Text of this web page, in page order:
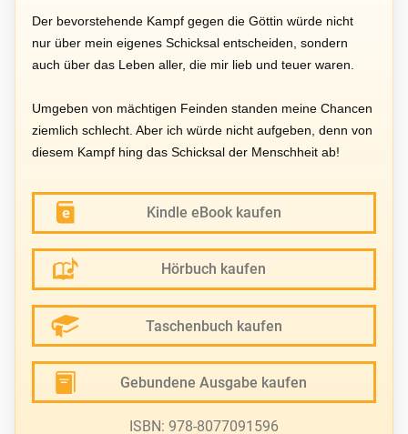
Der bevorstehende Kampf gegen die Göttin würde nicht
nur über mein eigenes Schicksal entscheiden, sondern
auch über das Leben aller, die mir lieb und teuer waren.
Umgeben von mächtigen Feinden standen meine Chancen
ziemlich schlecht. Aber ich würde nicht aufgeben, denn von
diesem Kampf hing das Schicksal der Menschheit ab!
Kindle eBook kaufen
Hörbuch kaufen
Taschenbuch kaufen
Gebundene Ausgabe kaufen
ISBN: 978-8077091596